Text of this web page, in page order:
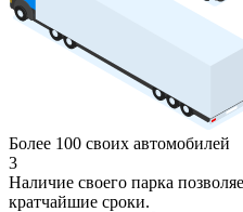
Более 100 своих автомобилей
3
Наличие своего парка
кратчайшие сроки.